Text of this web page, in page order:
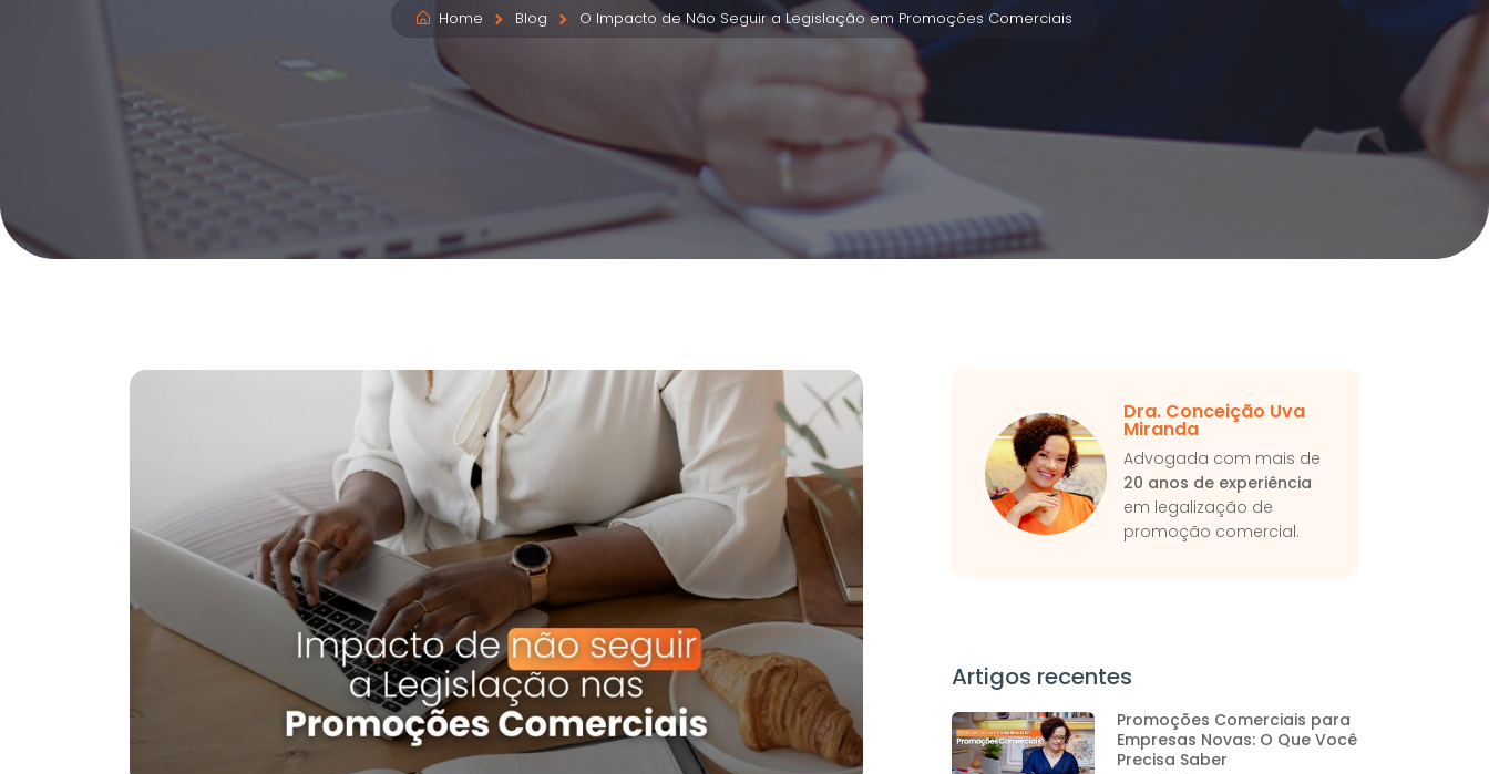
Home Blog O Impacto de Não Seguir a Legislação em Promoções Comerciais
Dra. Conceição Uva
Miranda
Advogada com mais de
20 anos de experiência
em legalização de
promoção comercial.
Artigos recentes
Promoções Comerciais para
Empresas Novas: O Que Você
Precisa Saber